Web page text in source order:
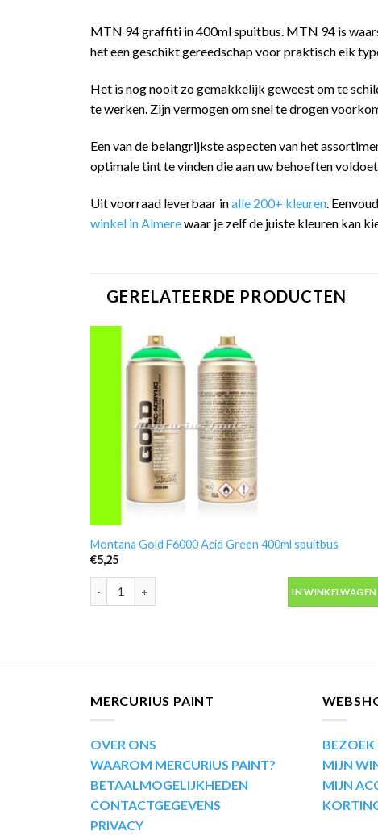
MTN 94 graffiti in 400ml spuitbus. MTN 94 is
het een geschikt gereedschap voor praktisch elk
Het is nog nooit zo gemakkelijk geweest om te
te werken. Zijn vermogen om snel te drogen
Een van de belangrijkste aspecten van het
optimale tint te vinden die aan uw behoeften voldoet.
Uit voorraad leverbaar inalle 200+ kleuren .
winkel in Almerewaar je zelf de juiste kleuren kan
GERELATEERDE PRODUCTEN
Montana Gold F6000 Acid Green 400ml spuitbus
€5,25
Montana Gold F6000 Acid Green 400ml spuitbus aantal
IN WINKELWAGEN
MERCURIUS PAINT
OVER ONS
WAAROM MERCURIUS PAINT?
BETAALMOGELIJKHEDEN
CONTACTGEGEVENS
PRIVACY
BEZOEK
MIJN
MIJN